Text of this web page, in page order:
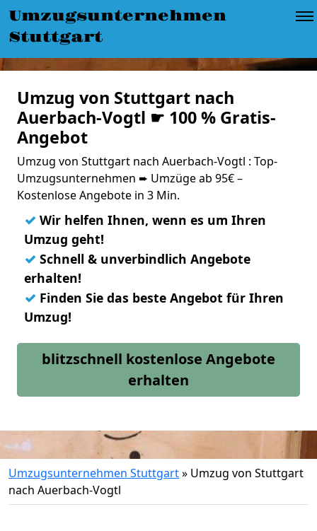
Umzugsunternehmen
Stuttgart
Umzug von Stuttgart nach
Auerbach-Vogtl ☛ 100 % Gratis-
Angebot
Umzug von Stuttgart nach Auerbach-Vogtl : Top-
Umzugsunternehmen ➨ Umzüge ab 95€ –
Kostenlose Angebote in 3 Min.
✓ Wir helfen Ihnen, wenn es um Ihren
Umzug geht!
✓ Schnell & unverbindlich Angebote
erhalten!
✓ Finden Sie das beste Angebot für Ihren
Umzug!
blitzschnell kostenlose Angebote
erhalten
Umzugsunternehmen Stuttgart» Umzug von Stuttgart
nach Auerbach-Vogtl